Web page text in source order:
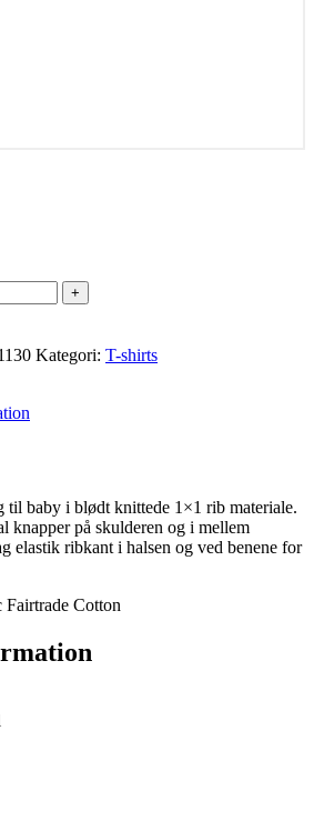
Kategori: T-shirts
baby i blødt knittede 1×1 rib materiale.
knapper på skulderen og i mellem
elastik ribkant i halsen og ved benene for
Cotton